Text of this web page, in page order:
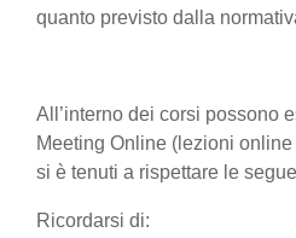
quanto previsto dalla
All’interno dei corsi possono
Meeting Online (lezioni
si è tenuti a rispettare le
Ricordarsi di: